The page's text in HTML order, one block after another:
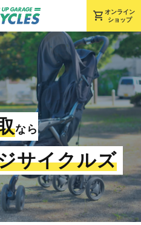
shopping_cart オンライン
ショップ
なら
サイクルズ